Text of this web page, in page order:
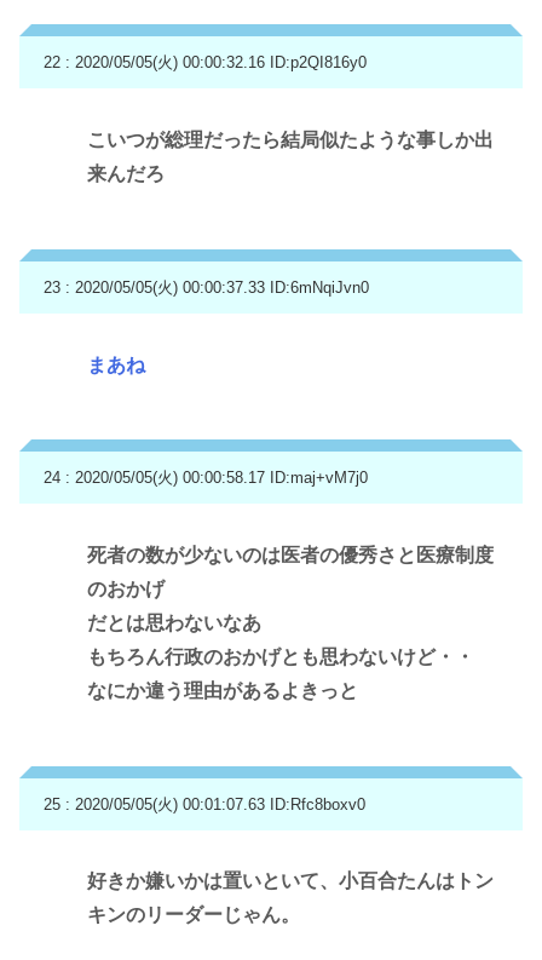
22 : 2020/05/05(火) 00:00:32.16 ID:p2QI816y0
こいつが総理だったら結局似たような事しか出
来んだろ
23 : 2020/05/05(火) 00:00:37.33 ID:6mNqiJvn0
まあね
24 : 2020/05/05(火) 00:00:58.17 ID:maj+vM7j0
死者の数が少ないのは医者の優秀さと医療制度
のおかげ
だとは思わないなあ
もちろん行政のおかげとも思わないけど・・
なにか違う理由があるよきっと
25 : 2020/05/05(火) 00:01:07.63 ID:Rfc8boxv0
好きか嫌いかは置いといて、小百合たんはトン
キンのリーダーじゃん。